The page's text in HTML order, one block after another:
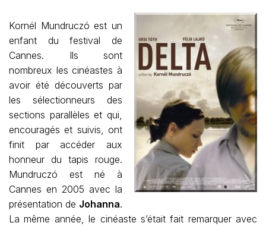
Kornél Mundruczó est un
enfant du festival de
Cannes. Ils sont
nombreux les cinéastes à
avoir été découverts par
les sélectionneurs des
sections parallèles et qui,
encouragés et suivis, ont
finit par accéder aux
honneur du tapis rouge.
Mundruczó est né à
Cannes en 2005 avec la
présentation de Johanna.
La même année, le cinéaste s’était fait remarquer avec